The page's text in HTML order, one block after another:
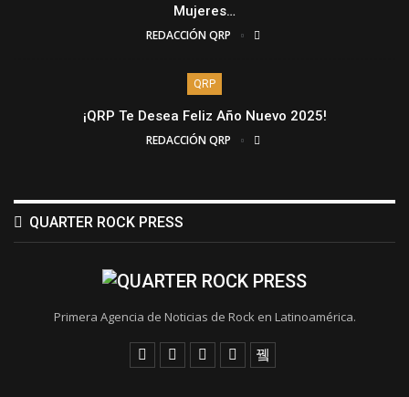
Mujeres…
REDACCIÓN QRP
QRP
¡QRP Te Desea Feliz Año Nuevo 2025!
REDACCIÓN QRP
QUARTER ROCK PRESS
Primera Agencia de Noticias de Rock en Latinoamérica.